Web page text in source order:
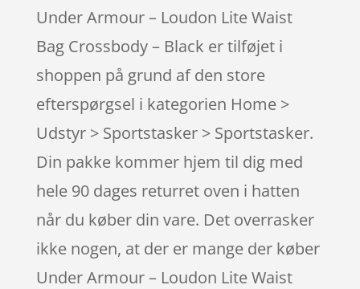
Under Armour – Loudon Lite Waist
Bag Crossbody – Black er tilføjet i
shoppen på grund af den store
efterspørgsel i kategorien Home >
Udstyr > Sportstasker > Sportstasker.
Din pakke kommer hjem til dig med
hele 90 dages returret oven i hatten
når du køber din vare. Det overrasker
ikke nogen, at der er mange der køber
Under Armour – Loudon Lite Waist